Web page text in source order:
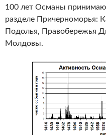
100 лет Османы
разделе Причерноморья:
Подолья, Правобережья
Молдовы.